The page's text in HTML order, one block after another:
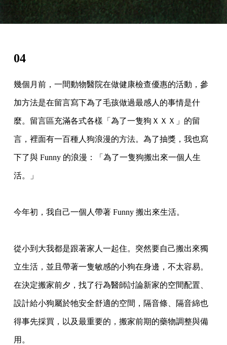
04
幾個月前，一間動物醫院在做健康檢查優惠的活動，參
加方法是在留言寫下為了毛孩做過最感人的事情是什
麼。留言區充滿各式各樣「為了一隻狗ＸＸＸ」的留
言，裡面有一百種人狗浪漫的方法。為了抽獎，我也寫
下了與 Funny 的浪漫：「為了一隻狗搬出來一個人生
活。」
今年初，我自己一個人帶著 Funny 搬出來生活。
從小到大我都是跟著家人一起住。突然要自己搬出來獨
立生活，並且帶著一隻敏感的小狗在身邊，不太容易。
在決定搬家前夕，找了行為醫師討論新家的空間配置、
設計給小狗屬於牠安全舒適的空間，隔音條、隔音綿也
得事先採買，以及最重要的，搬家前期的藥物調整與備
用。